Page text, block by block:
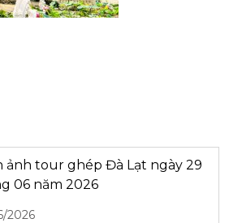
ảnh tour ghép Đà Lạt ngày 29
06 năm 2026
2026